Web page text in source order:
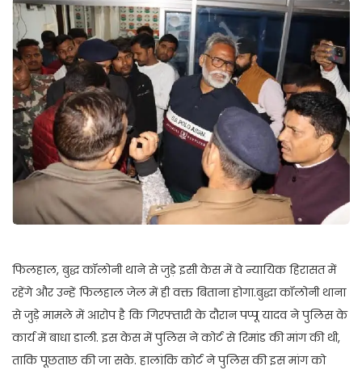
फिलहाल, बुद्ध कॉलोनी थाने से जुड़े इसी केस में वे न्यायिक हिरासत में
रहेंगे और उन्हें फिलहाल जेल में ही वक्त बिताना होगा.बुद्धा कॉलोनी थाना
से जुड़े मामले में आरोप है कि गिरफ्तारी के दौरान पप्पू यादव ने पुलिस के
कार्य में बाधा डाली. इस केस में पुलिस ने कोर्ट से रिमांड की मांग की थी,
ताकि पूछताछ की जा सके. हालांकि कोर्ट ने पुलिस की इस मांग को